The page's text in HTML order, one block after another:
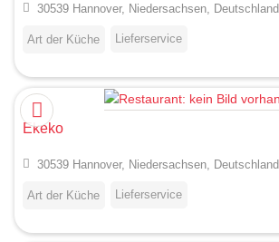
30539 Hannover, Niedersachsen, Deutschland
Art der Küche Lieferservice
Ekeko
30539 Hannover, Niedersachsen, Deutschland
Art der Küche Lieferservice